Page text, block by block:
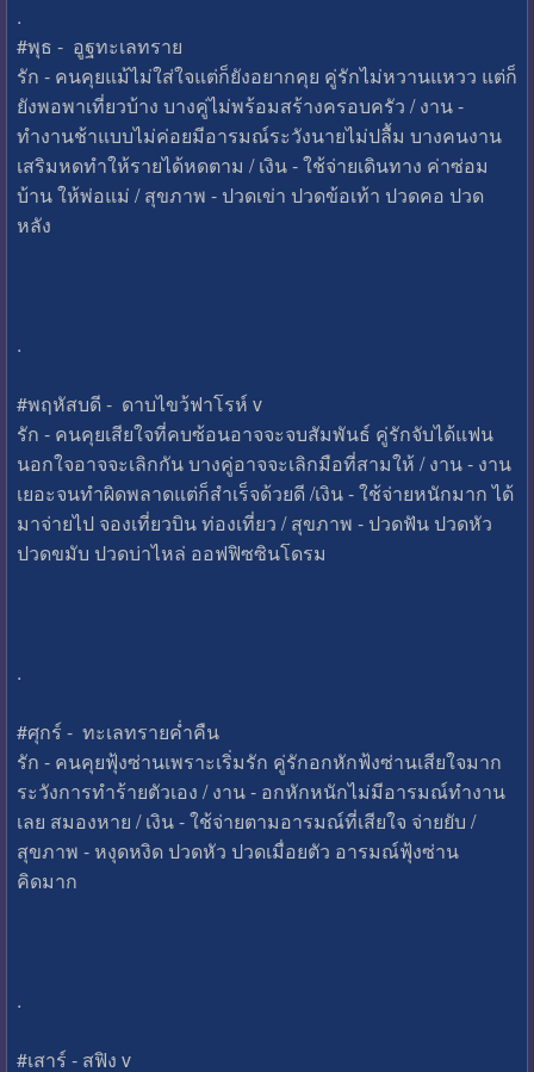
.
#พุธ - อูฐทะเลทราย
รัก - คนคุยแม้ไม่ใส่ใจแต่ก็ยังอยากคุย คู่รักไม่หวานแหวว แต่ก็
ยังพอพาเที่ยวบ้าง บางคู่ไม่พร้อมสร้างครอบครัว / งาน -
ทำงานช้าแบบไม่ค่อยมีอารมณ์ระวังนายไม่ปลื้ม บางคนงาน
เสริมหดทำให้รายได้หดตาม / เงิน - ใช้จ่ายเดินทาง ค่าซ่อม
บ้าน ให้พ่อแม่ / สุขภาพ - ปวดเข่า ปวดข้อเท้า ปวดคอ ปวด
หลัง
.
#พฤหัสบดี - ดาบไขว้ฟาโรห์ v
รัก - คนคุยเสียใจที่คบซ้อนอาจจะจบสัมพันธ์ คู่รักจับได้แฟน
นอกใจอาจจะเลิกกัน บางคู่อาจจะเลิกมือที่สามให้ / งาน - งาน
เยอะจนทำผิดพลาดแต่ก็สำเร็จด้วยดี /เงิน - ใช้จ่ายหนักมาก ได้
มาจ่ายไป จองเที่ยวบิน ท่องเที่ยว / สุขภาพ - ปวดฟัน ปวดหัว
ปวดขมับ ปวดบ่าไหล่ ออฟฟิซซินโดรม
.
#ศุกร์ - ทะเลทรายค่ำคืน
รัก - คนคุยฟุ้งซ่านเพราะเริ่มรัก คู่รักอกหักฟ้งซ่านเสียใจมาก
ระวังการทำร้ายตัวเอง / งาน - อกหักหนักไม่มีอารมณ์ทำงาน
เลย สมองหาย / เงิน - ใช้จ่ายตามอารมณ์ที่เสียใจ จ่ายยับ /
สุขภาพ - หงุดหงิด ปวดหัว ปวดเมื่อยตัว อารมณ์ฟุ้งซ่าน
คิดมาก
.
#เสาร์ - สฟิง v